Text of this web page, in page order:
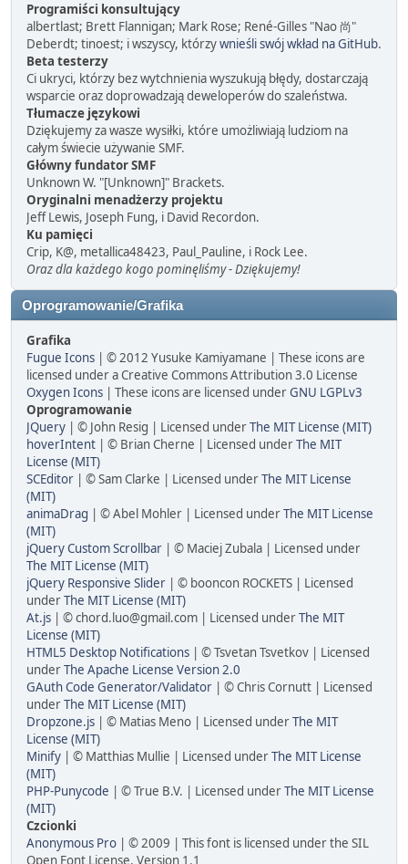
Programiści konsultujący
albertlast; Brett Flannigan; Mark Rose; René-Gilles "Nao 尚"
Deberdt; tinoest; i wszyscy, którzywnieśli swój wkład na GitHub.
Beta testerzy
Ci ukryci, którzy bez wytchnienia wyszukują błędy, dostarczają
wsparcie oraz doprowadzają deweloperów do szaleństwa.
Tłumacze językowi
Dziękujemy za wasze wysiłki, które umożliwiają ludziom na
całym świecie używanie SMF.
Główny fundator SMF
Unknown W. "[Unknown]" Brackets.
Oryginalni menadżerzy projektu
Jeff Lewis, Joseph Fung, i David Recordon.
Ku pamięci
Crip, K@, metallica48423, Paul_Pauline, i Rock Lee.
Oraz dla każdego kogo pominęliśmy - Dziękujemy!
Oprogramowanie/Grafika
Grafika
Fugue Icons | © 2012 Yusuke Kamiyamane | These icons are
licensed under a Creative Commons Attribution 3.0 License
Oxygen Icons | These icons are licensed underGNU LGPLv3
Oprogramowanie
JQuery | © John Resig | Licensed underThe MIT License (MIT)
hoverIntent | © Brian Cherne | Licensed underThe MIT
License (MIT)
SCEditor | © Sam Clarke | Licensed underThe MIT License
(MIT)
animaDrag | © Abel Mohler | Licensed underThe MIT License
(MIT)
jQuery Custom Scrollbar | © Maciej Zubala | Licensed under
The MIT License (MIT)
jQuery Responsive Slider | © booncon ROCKETS | Licensed
underThe MIT License (MIT)
At.js | ©chord.luo@gmail.com | Licensed underThe MIT
License (MIT)
HTML5 Desktop Notifications | © Tsvetan Tsvetkov | Licensed
underThe Apache License Version 2.0
GAuth Code Generator/Validator | © Chris Cornutt | Licensed
underThe MIT License (MIT)
Dropzone.js | © Matias Meno | Licensed underThe MIT
License (MIT)
Minify | © Matthias Mullie | Licensed underThe MIT License
(MIT)
PHP-Punycode | © True B.V. | Licensed underThe MIT License
(MIT)
Czcionki
Anonymous Pro | © 2009 | This font is licensed under the SIL
Open Font License, Version 1.1